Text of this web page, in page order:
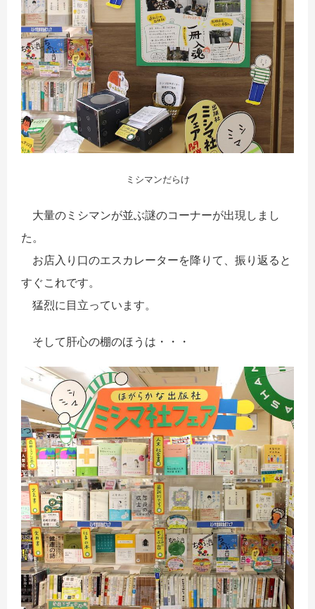
ミシマンだらけ
大量のミシマンが並ぶ謎のコーナーが出現しまし
た。
お店入り口のエスカレーターを降りて、振り返ると
すぐこれです。
猛烈に目立っています。
そして肝心の棚のほうは・・・